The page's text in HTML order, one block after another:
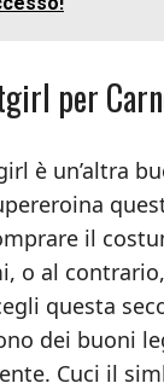
per
è un’altra
il
o al
questa
dei buoni
Cuci il